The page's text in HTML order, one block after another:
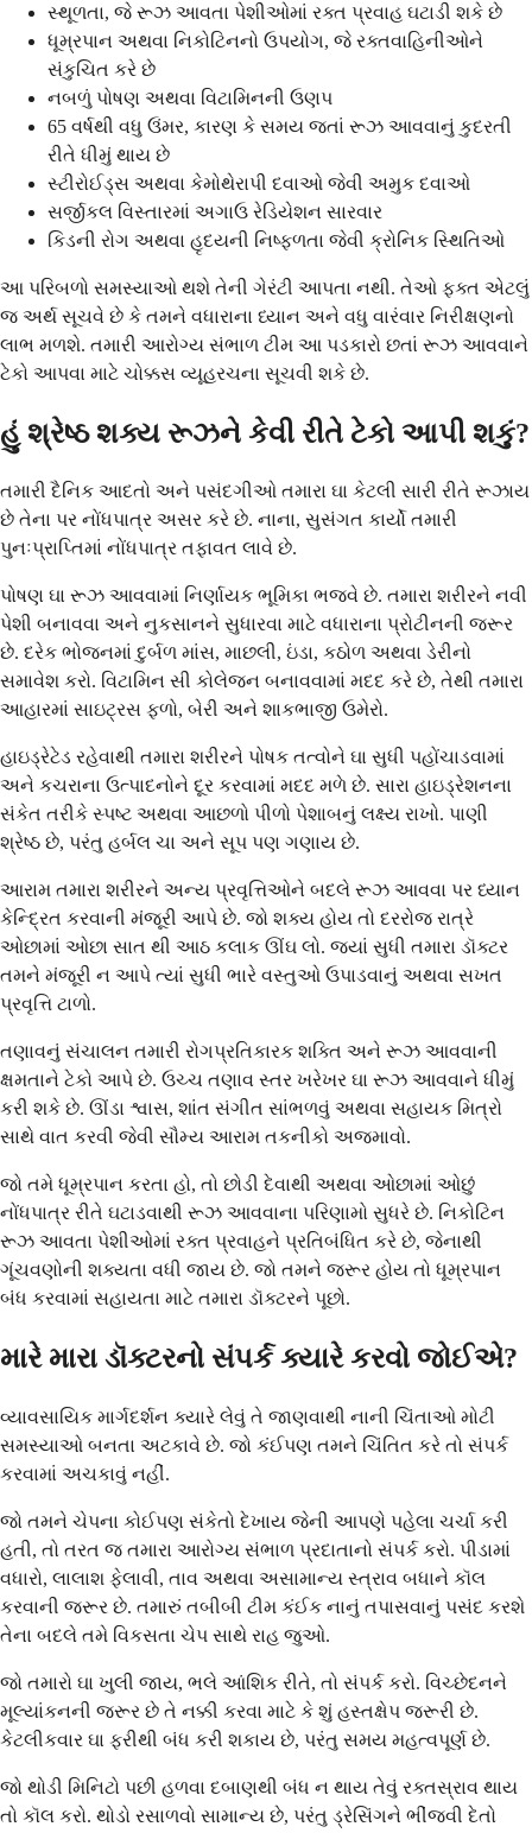
સ્થૂળતા, જે રૂઝ આવતા પેશીઓમાં રક્ત પ્રવાહ ઘટાડી શકે છે
ધૂમ્રપાન અથવા નિકોટિનનો ઉપયોગ, જે રક્તવાહિનીઓને
સંકુચિત કરે છે
નબળું પોષણ અથવા વિટામિનની ઉણપ
65 વર્ષથી વધુ ઉંમર, કારણ કે સમય જતાં રૂઝ આવવાનું કુદરતી
રીતે ધીમું થાય છે
સ્ટીરોઈડ્સ અથવા કેમોથેરાપી દવાઓ જેવી અમુક દવાઓ
સર્જીકલ વિસ્તારમાં અગાઉ રેડિયેશન સારવાર
કિડની રોગ અથવા હૃદયની નિષ્ફળતા જેવી ક્રોનિક સ્થિતિઓ
આ પરિબળો સમસ્યાઓ થશે તેની ગેરંટી આપતા નથી. તેઓ ફક્ત એટલું
જ અર્થ સૂચવે છે કે તમને વધારાના ધ્યાન અને વધુ વારંવાર નિરીક્ષણનો
લાભ મળશે. તમારી આરોગ્ય સંભાળ ટીમ આ પડકારો છતાં રૂઝ આવવાને
ટેકો આપવા માટે ચોક્કસ વ્યૂહરચના સૂચવી શકે છે.
હું શ્રેષ્ઠ શક્ય રૂઝને કેવી રીતે ટેકો આપી શકું?
તમારી દૈનિક આદતો અને પસંદગીઓ તમારા ઘા કેટલી સારી રીતે રૂઝાય
છે તેના પર નોંધપાત્ર અસર કરે છે. નાના, સુસંગત કાર્યો તમારી
પુનઃપ્રાપ્તિમાં નોંધપાત્ર તફાવત લાવે છે.
પોષણ ઘા રૂઝ આવવામાં નિર્ણાયક ભૂમિકા ભજવે છે. તમારા શરીરને નવી
પેશી બનાવવા અને નુકસાનને સુધારવા માટે વધારાના પ્રોટીનની જરૂર
છે. દરેક ભોજનમાં દુર્બળ માંસ, માછલી, ઇંડા, કઠોળ અથવા ડેરીનો
સમાવેશ કરો. વિટામિન સી કોલેજન બનાવવામાં મદદ કરે છે, તેથી તમારા
આહારમાં સાઇટ્રસ ફળો, બેરી અને શાકભાજી ઉમેરો.
હાઇડ્રેટેડ રહેવાથી તમારા શરીરને પોષક તત્વોને ઘા સુધી પહોંચાડવામાં
અને કચરાના ઉત્પાદનોને દૂર કરવામાં મદદ મળે છે. સારા હાઇડ્રેશનના
સંકેત તરીકે સ્પષ્ટ અથવા આછળો પીળો પેશાબનું લક્ષ્ય રાખો. પાણી
શ્રેષ્ઠ છે, પરંતુ હર્બલ ચા અને સૂપ પણ ગણાય છે.
આરામ તમારા શરીરને અન્ય પ્રવૃત્તિઓને બદલે રૂઝ આવવા પર ધ્યાન
કેન્દ્રિત કરવાની મંજૂરી આપે છે. જો શક્ય હોય તો દરરોજ રાત્રે
ઓછામાં ઓછા સાત થી આઠ કલાક ઊંઘ લો. જ્યાં સુધી તમારા ડૉક્ટર
તમને મંજૂરી ન આપે ત્યાં સુધી ભારે વસ્તુઓ ઉપાડવાનું અથવા સખત
પ્રવૃત્તિ ટાળો.
તણાવનું સંચાલન તમારી રોગપ્રતિકારક શક્તિ અને રૂઝ આવવાની
ક્ષમતાને ટેકો આપે છે. ઉચ્ચ તણાવ સ્તર ખરેખર ઘા રૂઝ આવવાને ધીમું
કરી શકે છે. ઊંડા શ્વાસ, શાંત સંગીત સાંભળવું અથવા સહાયક મિત્રો
સાથે વાત કરવી જેવી સૌમ્ય આરામ તકનીકો અજમાવો.
જો તમે ધૂમ્રપાન કરતા હો, તો છોડી દેવાથી અથવા ઓછામાં ઓછું
નોંધપાત્ર રીતે ઘટાડવાથી રૂઝ આવવાના પરિણામો સુધરે છે. નિકોટિન
રૂઝ આવતા પેશીઓમાં રક્ત પ્રવાહને પ્રતિબંધિત કરે છે, જેનાથી
ગૂંચવણોની શક્યતા વધી જાય છે. જો તમને જરૂર હોય તો ધૂમ્રપાન
બંધ કરવામાં સહાયતા માટે તમારા ડૉક્ટરને પૂછો.
મારે મારા ડૉક્ટરનો સંપર્ક ક્યારે કરવો જોઈએ?
વ્યાવસાયિક માર્ગદર્શન ક્યારે લેવું તે જાણવાથી નાની ચિંતાઓ મોટી
સમસ્યાઓ બનતા અટકાવે છે. જો કંઈપણ તમને ચિંતિત કરે તો સંપર્ક
કરવામાં અચકાવું નહીં.
જો તમને ચેપના કોઈપણ સંકેતો દેખાય જેની આપણે પહેલા ચર્ચા કરી
હતી, તો તરત જ તમારા આરોગ્ય સંભાળ પ્રદાતાનો સંપર્ક કરો. પીડામાં
વધારો, લાલાશ ફેલાવી, તાવ અથવા અસામાન્ય સ્ત્રાવ બધાને કૉલ
કરવાની જરૂર છે. તમારું તબીબી ટીમ કંઈક નાનું તપાસવાનું પસંદ કરશે
તેના બદલે તમે વિકસતા ચેપ સાથે રાહ જુઓ.
જો તમારો ઘા ખુલી જાય, ભલે આંશિક રીતે, તો સંપર્ક કરો. વિચ્છેદનને
મૂલ્યાંકનની જરૂર છે તે નક્કી કરવા માટે કે શું હસ્તક્ષેપ જરૂરી છે.
કેટલીકવાર ઘા ફરીથી બંધ કરી શકાય છે, પરંતુ સમય મહત્વપૂર્ણ છે.
જો થોડી મિનિટો પછી હળવા દબાણથી બંધ ન થાય તેવું રક્તસ્રાવ થાય
તો કૉલ કરો. થોડો રસાળવો સામાન્ય છે, પરંતુ ડ્રેસિંગને ભીંજવી દેતો